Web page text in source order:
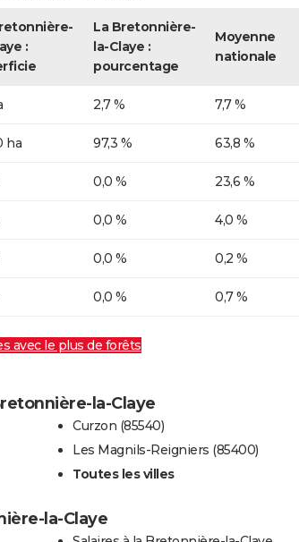
:
La Bretonnière-
la-Claye :
pourcentage
Moyenne
nationale
2,7 % 7,7 %
ha 97,3 % 63,8 %
0,0 % 23,6 %
0,0 % 4,0 %
0,0 % 0,2 %
0,0 % 0,7 %
avec le plus de forêts
la-Claye
Curzon (85540)
Les Magnils-Reigniers (85400)
Toutes les villes
la-Claye